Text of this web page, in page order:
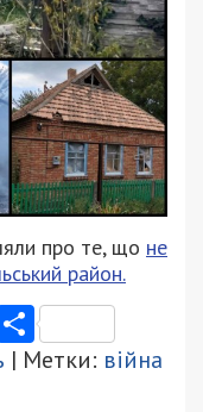
про те, що не
район.
| Метки: війна